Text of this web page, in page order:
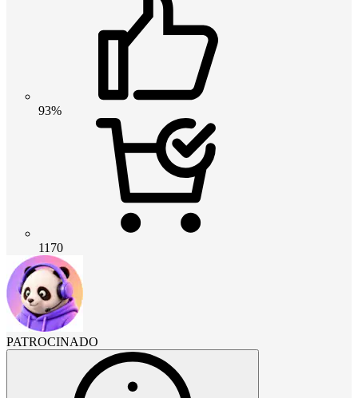
93%
1170
PATROCINADO